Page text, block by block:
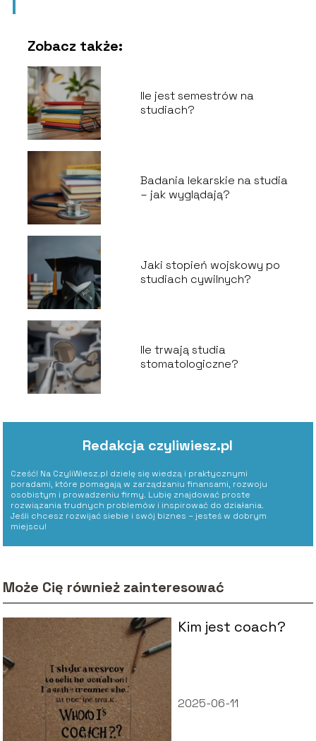
Zobacz także:
Ile jest semestrów na
studiach?
Badania lekarskie na studia
– jak wyglądają?
Jaki stopień wojskowy po
studiach cywilnych?
Ile trwają studia
stomatologiczne?
Redakcja czyliwiesz.pl
Cześć! Na CzyliWiesz.pl dzielę się wiedzą i praktycznymi
poradami, które pomagają w zarządzaniu finansami, rozwoju
osobistym i prowadzeniu firmy. Lubię znajdować proste
rozwiązania trudnych problemów i inspirować do działania.
Jeśli chcesz rozwijać siebie i swój biznes – jesteś w dobrym
miejscu!
Może Cię również zainteresować
Kim jest coach?
2025-06-11